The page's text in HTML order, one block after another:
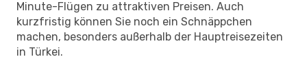
Minute-Flügen zu attraktiven Preisen. Auch
kurzfristig können Sie noch ein Schnäppchen
machen, besonders außerhalb der Hauptreisezeiten
in Türkei.